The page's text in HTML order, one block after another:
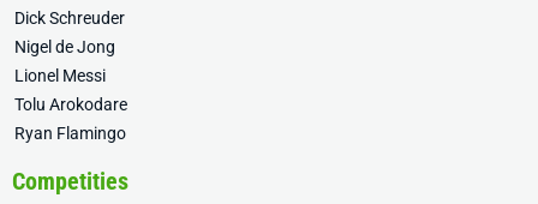
Dick Schreuder
Nigel de Jong
Lionel Messi
Tolu Arokodare
Ryan Flamingo
Competities